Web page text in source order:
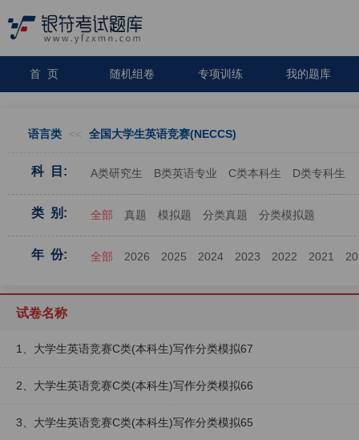
首 页 随机组卷 专项训练 我的题库
语言类 << 全国大学生英语竞赛(NECCS)
科 目: A类研究生 B类英语专业 C类本科生 D类专科生
类 别: 全部 真题 模拟题 分类真题 分类模拟题
年 份: 全部 2026 2025 2024 2023 2022 2021
试卷名称
1、大学生英语竞赛C类(本科生)写作分类模拟67
2、大学生英语竞赛C类(本科生)写作分类模拟66
3、大学生英语竞赛C类(本科生)写作分类模拟65